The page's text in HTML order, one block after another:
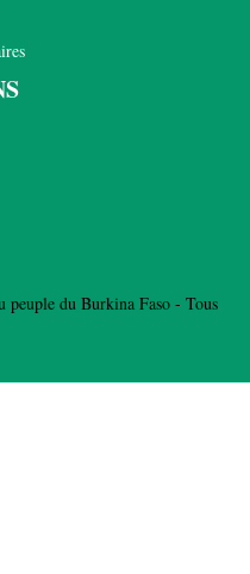
du Burkina Faso - Tous